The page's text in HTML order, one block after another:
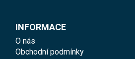
INFORMACE
O nás
Obchodní podmínky